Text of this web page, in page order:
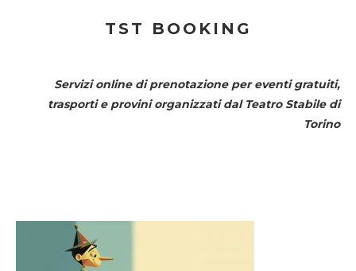
TST BOOKING
Servizi online di prenotazione per eventi gratuiti,
trasporti e provini organizzati dal Teatro Stabile di
Torino